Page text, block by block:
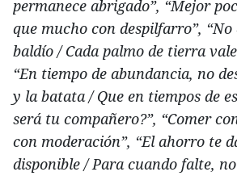
permanece abrigado”, “Mejor
que mucho con despilfarro”, “No
baldío / Cada palmo de tierra
“En tiempo de abundancia, no
y la batata / Que en tiempos de
será tu compañero?”, “Comer
con moderación”, “El ahorro te
disponible / Para cuando falte,